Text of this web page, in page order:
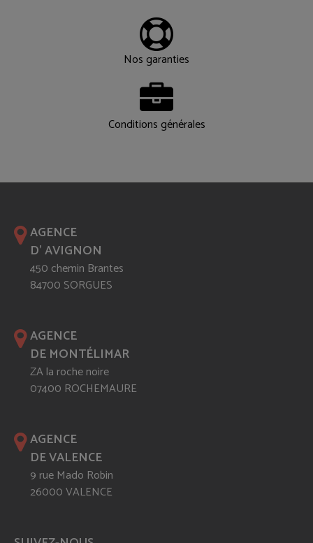
Nos garanties
Conditions générales
AGENCE
D' AVIGNON
450 chemin Brantes
84700 SORGUES
AGENCE
DE MONTÉLIMAR
ZA la roche noire
07400 ROCHEMAURE
AGENCE
DE VALENCE
9 rue Mado Robin
26000 VALENCE